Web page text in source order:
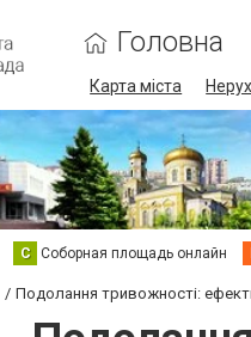
Головна
Карта міста
С Соборная площадь онлайн
Подолання тривожності: